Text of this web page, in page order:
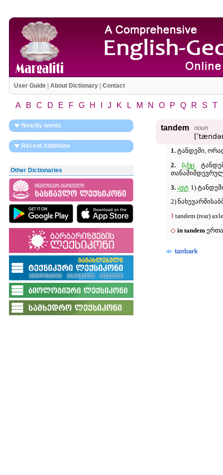
User Guide| About Dictionary| Contact
A B C D E F G H J K L M N O P Q R S T
Nearby words
Recent Additions
Other Dictionaries
tandem noun
1.ტანდემი,
2. სპეც.
3. ავტ. 1)
2)
⌇ tandem (rear)
◇ in tandem
tanbark